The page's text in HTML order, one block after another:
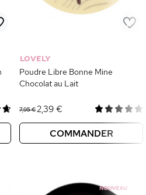
LOVELY
Poudre Libre Bonne Mine
Chocolat au Lait
7,95 €2,39 €
COMMANDER